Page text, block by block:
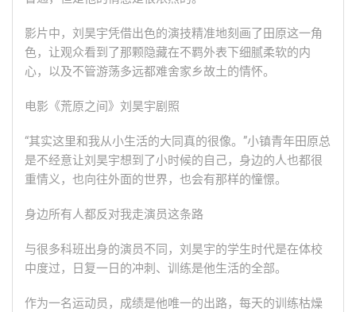
影片中，刘昊宇凭借出色的演技精准地刻画了田原这一角
色，让观众看到了那颗隐藏在不羁外表下细腻柔软的内
心，以及不管游荡多远都难舍家乡故土的情怀。
电影《荒原之间》刘昊宇剧照
“其实这里和我从小生活的大同真的很像。”小镇青年田原总
是不经意让刘昊宇想到了小时候的自己，身边的人也都很
重情义，也向往外面的世界，也会有那样的憧憬。
身边所有人都反对我走演员这条路
与很多科班出身的演员不同，刘昊宇的学生时代是在体校
中度过，日复一日的冲刺、训练是他生活的全部。
作为一名运动员，成绩是他唯一的出路，每天的训练枯燥